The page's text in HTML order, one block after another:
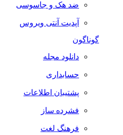
ضد هک و جاسوسی
آپدیت آنتی ویروس
گوناگون
دانلود مجله
حسابداری
پشتیبان اطلاعات
فشرده ساز
فرهنگ لغت